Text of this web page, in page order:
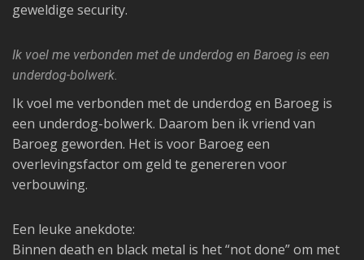
geweldige security.
Ik voel me verbonden met de underdog en Baroeg is een
underdog-bolwerk.
Ik voel me verbonden met de underdog en Baroeg is
een underdog-bolwerk. Daarom ben ik vriend van
Baroeg geworden. Het is voor Baroeg een
overlevingsfactor om geld te genereren voor
verbouwing.
Een leuke anekdote:
Binnen death en black metal is het “not done” om met